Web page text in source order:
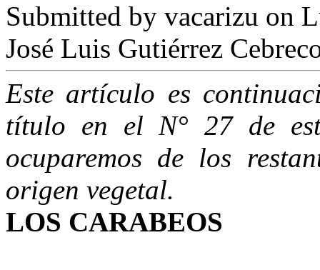
Submitted by vacarizu on
José Luis Gutiérrez
Este artículo es
título en el N° 27 de
ocuparemos de los
origen vegetal.
LOS CARABEOS